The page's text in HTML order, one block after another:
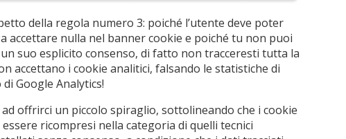
della regola numero 3: poiché l’utente deve poter
accettare nulla nel banner cookie e poiché tu non puoi
suo esplicito consenso, di fatto non tracceresti tutta la
accettano i cookie analitici, falsando le statistiche di
Google Analytics!
offrirci un piccolo spiraglio, sottolineando che i cookie
ricompresi nella categoria di quelli tecnici